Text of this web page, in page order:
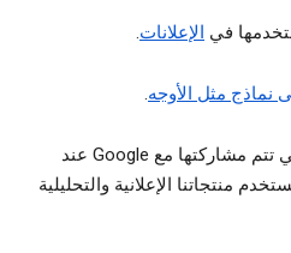
في الإعلانات.
نماذج مثل الأوجه.
توضح البيانات التي تتم مشاركتها مع Google عند
منتجاتنا الإعلانية والتحليلية